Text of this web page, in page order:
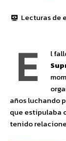
Lecturas de
E l
años luchando
que estipulaba
tenido